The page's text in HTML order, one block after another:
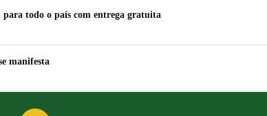
para todo o país com entrega gratuita
manifesta